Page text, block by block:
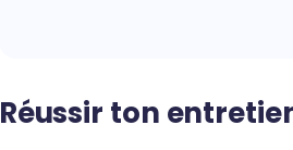
Réussir ton